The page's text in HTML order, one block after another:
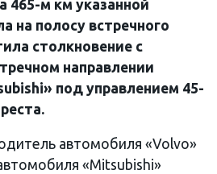
465-м км указанной
на полосу встречного
столкновение с
направлении
под управлением 45-
автомобиля «Volvo»
«Mitsubishi»